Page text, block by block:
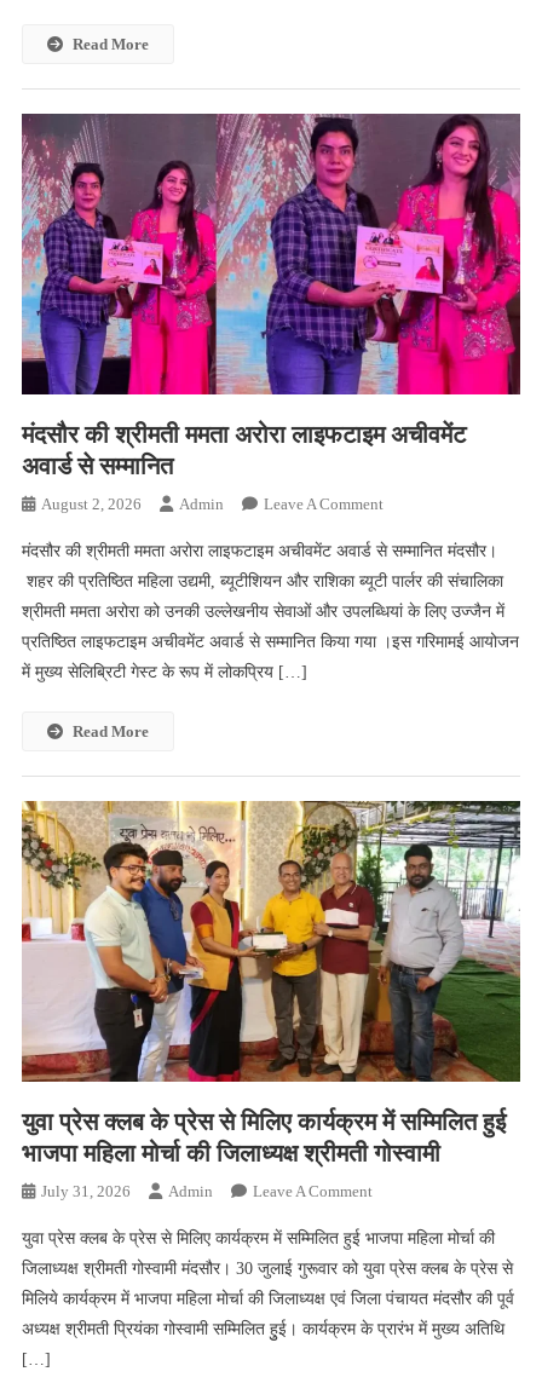
शिवसेना
न्ठज्
मंदसौर
का
सीतामऊ
थाने
के
बहार
प्रदर्शन
Read More
मंदसौर की श्रीमती ममता अरोरा लाइफटाइम अचीवमेंट
अवार्ड से सम्मानित
August 2, 2026 Admin Leave A CommentOn
की
श्रीमती
ममता
अरोरा
सम्मानित
मंदसौर की श्रीमती ममता अरोरा लाइफटाइम अचीवमेंट अवार्ड से सम्मानित मंदसौर।
शहर की प्रतिष्ठित महिला उद्यमी, ब्यूटीशियन और राशिका ब्यूटी पार्लर की संचालिका
श्रीमती ममता अरोरा को उनकी उल्लेखनीय सेवाओं और उपलब्धियां के लिए उज्जैन में
प्रतिष्ठित लाइफटाइम अचीवमेंट अवार्ड से सम्मानित किया गया ।इस गरिमामई आयोजन
में मुख्य सेलिब्रिटी गेस्ट के रूप में लोकप्रिय […]
Read More
युवा प्रेस क्लब के प्रेस से मिलिए कार्यक्रम में सम्मिलित हुई
भाजपा महिला मोर्चा की जिलाध्यक्ष श्रीमती गोस्वामी
July 31, 2026 Admin Leave A CommentOn
प्रेस
क्लब
के
प्रेस
युवा प्रेस क्लब के प्रेस से मिलिए कार्यक्रम में सम्मिलित हुई भाजपा महिला मोर्चा की
जिलाध्यक्ष श्रीमती गोस्वामी मंदसौर। 30 जुलाई गुरूवार को युवा प्रेस क्लब के प्रेस से
मिलिये कार्यक्रम में भाजपा महिला मोर्चा की जिलाध्यक्ष एवं जिला पंचायत मंदसौर की पूर्व
अध्यक्ष श्रीमती प्रियंका गोस्वामी सम्मिलित हुुई। कार्यक्रम के प्रारंभ में मुख्य अतिथि
[…]